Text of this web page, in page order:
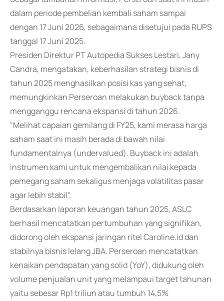
dalam periode pembelian kembali saham sampai
dengan 17 Juni 2026, sebagaimana disetujui pada RUPS
tanggal 17 Juni 2025.
Presiden Direktur PT Autopedia Sukses Lestari, Jany
Candra, mengatakan, keberhasilan strategi bisnis di
tahun 2025 menghasilkan posisi kas yang sehat,
memungkinkan Perseroan melakukan buyback tanpa
mengganggu rencana ekspansi di tahun 2026.
"Melihat capaian gemilang di FY25, kami merasa harga
saham saat ini masih berada di bawah nilai
fundamentalnya (undervalued). Buyback ini adalah
instrumen kami untuk mengembalikan nilai kepada
pemegang saham sekaligus menjaga volatilitas pasar
agar lebih stabil".
Berdasarkan laporan keuangan tahun 2025, ASLC
berhasil mencatatkan pertumbuhan yang signifikan,
didorong oleh ekspansi jaringan ritel Caroline.id dan
stabilnya bisnis lelang JBA. Perseroan mencatatkan
kenaikan pendapatan yang solid (YoY), didukung oleh
volume penjualan unit yang melampaui target tahunan
yaitu sebesar Rp1 triliun atau tumbuh 14,5%